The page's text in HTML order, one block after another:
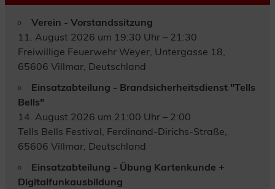
Verein - Vorstandssitzung
11. August 2026 um 19:30 Uhr – 21:30
Freiwillige Feuerwehr Weyer, Untergasse 18,
65606 Villmar, Deutschland
Einsatzabteilung - Brandsicherheitsdienst "Tells
Bells"
14. August 2026 um 21:00 Uhr – 2:00
Tells Bells Festival, Ferdinand-Dirichs-Straße,
65606 Villmar, Deutschland
Einsatzabteilung - Übung Kartenkunde +
Digitalfunkausbildung